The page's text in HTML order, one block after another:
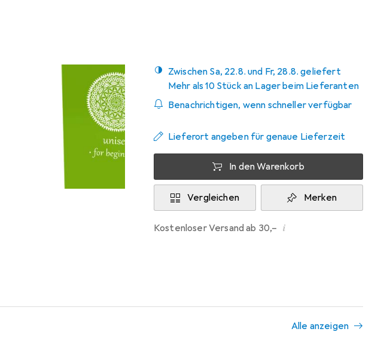
Zwischen Sa, 22.8. und Fr, 28.8. geliefert
Mehr als 10 Stück an Lager beim Lieferanten
Benachrichtigen, wenn schneller verfügbar
Lieferort angeben für genaue Lieferzeit
In den Warenkorb
Vergleichen Merken
Kostenloser Versand ab 30,– i
Alle anzeigen